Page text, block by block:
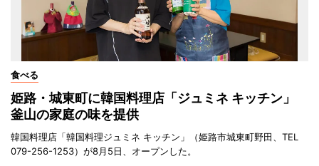
食べる
姫路・城東町に韓国料理店「ジュミネ キッチン」
釜山の家庭の味を提供
韓国料理店「韓国料理ジュミネ キッチン」（姫路市城東町野田、TEL
079-256-1253）が8月5日、オープンした。